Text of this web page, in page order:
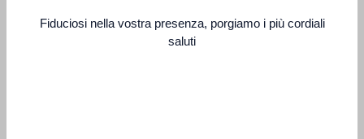
Fiduciosi nella vostra presenza, porgiamo i più cordiali
saluti